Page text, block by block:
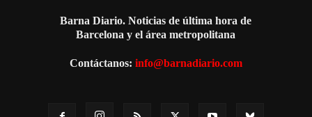
Barna Diario. Noticias de última hora de
Barcelona y el área metropolitana
Contáctanos: info@barnadiario.com